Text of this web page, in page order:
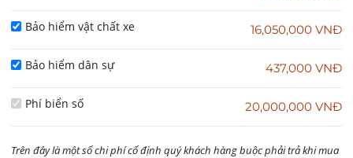
Bảo hiểm vật chất xe 16,050,000 VNĐ
Bảo hiểm dân sự 437,000 VNĐ
Phí biển số 20,000,000 VNĐ
Trên đây là một số chi phí cố định quý khách hàng buộc phải trả khi mua